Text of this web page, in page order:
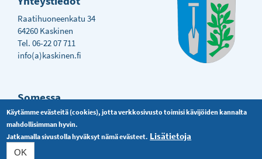
Raatihuoneenkatu 34
64260 Kaskinen
Tel. 06-22 07 711
info(a)kaskinen.fi
Somessa
Käytämme evästeitä (cookies), jotta verkkosivusto toimisi kävijöiden kannalta
mahdollisimman hyvin.
Jatkamalla sivustolla hyväksyt nämä evästeet. Lisätietoja
OK